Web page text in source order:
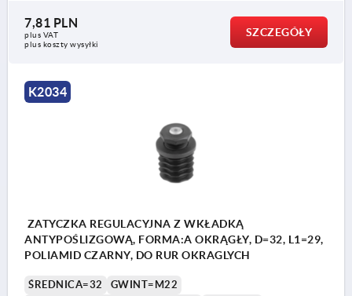
7,81 PLN
plus VAT
plus koszty wysyłki
SZCZEGÓŁY
K2034
ZATYCZKA REGULACYJNA Z WKŁADKĄ
ANTYPOŚLIZGOWĄ, FORMA:A OKRĄGŁY, D=32, L1=29,
POLIAMID CZARNY, DO RUR OKRAGLYCH
ŚREDNICA=32
GWINT=M22